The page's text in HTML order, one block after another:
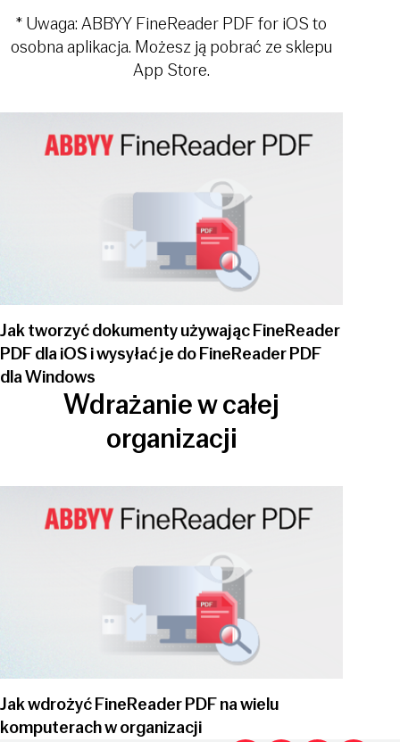
* Uwaga: ABBYY FineReader PDF for iOS to
osobna aplikacja. Możesz ją pobrać ze sklepu
App Store.
Jak tworzyć dokumenty używając FineReader
PDF dla iOS i wysyłać je do FineReader PDF
dla Windows
Wdrażanie w całej
organizacji
Jak wdrożyć FineReader PDF na wielu
komputerach w organizacji